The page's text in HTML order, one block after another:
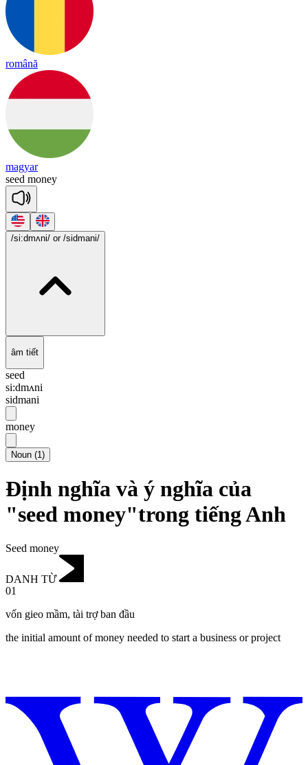
română
magyar
seed money
/si:dmʌni/ or /sidmani/
âm tiết
seed
si:dmʌni
sidmani
money
Noun (1)
Định nghĩa và ý nghĩa của
"seed money"trong tiếng Anh
Seed money
DANH TỪ
01
vốn gieo mầm, tài trợ ban đầu
the initial amount of money needed to start a business or project